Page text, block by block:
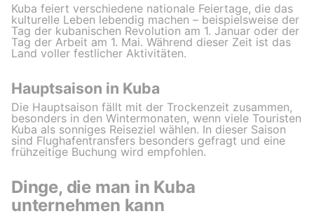
Kuba feiert verschiedene nationale Feiertage, die das
kulturelle Leben lebendig machen – beispielsweise der
Tag der kubanischen Revolution am 1. Januar oder der
Tag der Arbeit am 1. Mai. Während dieser Zeit ist das
Land voller festlicher Aktivitäten.
Hauptsaison in Kuba
Die Hauptsaison fällt mit der Trockenzeit zusammen,
besonders in den Wintermonaten, wenn viele Touristen
Kuba als sonniges Reiseziel wählen. In dieser Saison
sind Flughafentransfers besonders gefragt und eine
frühzeitige Buchung wird empfohlen.
Dinge, die man in Kuba
unternehmen kann